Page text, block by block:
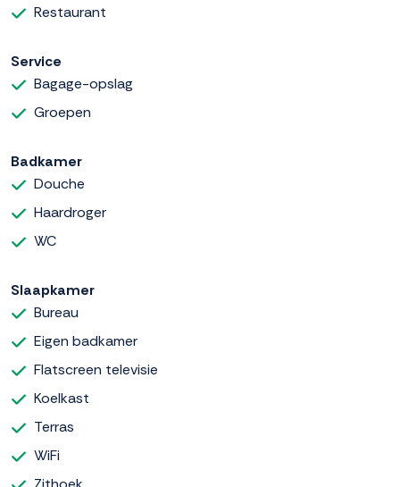
Restaurant
Service
Bagage-opslag
Groepen
Badkamer
Douche
Haardroger
WC
Slaapkamer
Bureau
Eigen badkamer
Flatscreen televisie
Koelkast
Terras
WiFi